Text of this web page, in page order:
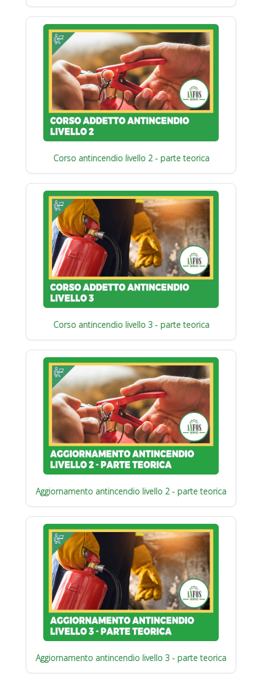
Corso antincendio livello 2 - parte teorica
Corso antincendio livello 3 - parte teorica
Aggiornamento antincendio livello 2 - parte teorica
Aggiornamento antincendio livello 3 - parte teorica